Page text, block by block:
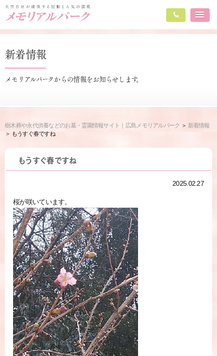
新着情報
メモリアルパークからの情報をお知らせします。
樹木葬や永代供養などのお墓・霊園情報サイト｜広島メモリアルパーク
新着情報
もうすぐ春ですね
もうすぐ春ですね
2025.02.27
桜が咲いています。